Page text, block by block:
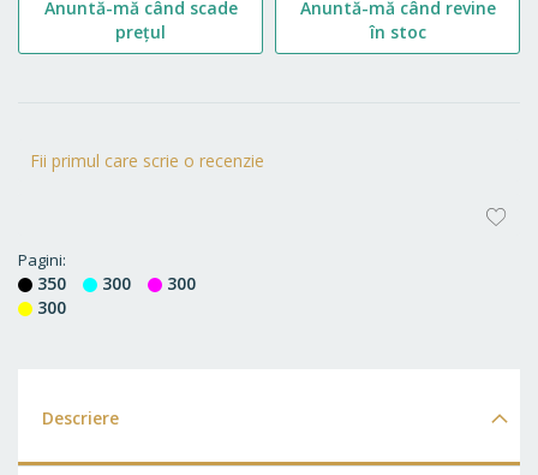
Fii primul care scrie o recenzie
Pagini
350 300
300
300
Anuntă-mă când scade
prețul
Anuntă-mă când revine
în stoc
Descriere